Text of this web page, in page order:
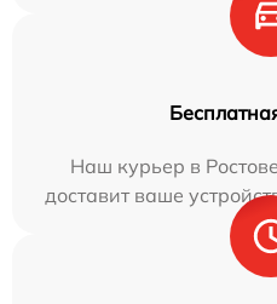
Наш курьер в
доставит ваше